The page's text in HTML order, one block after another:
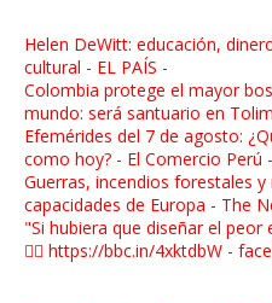
Helen DeWitt: educación,
cultural - EL PAÍS -
Colombia protege el mayor
mundo: será santuario en
Efemérides del 7 de agosto:
como hoy? - El Comercio Perú -
Guerras, incendios forestales
capacidades de Europa - The
"Si hubiera que diseñar el
👉🏼 https://bbc.in/4xktdbW -